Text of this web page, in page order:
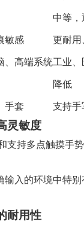
中等
敏感
更耐用
、高端系统工业、
降低
手套 支持手
灵敏度
支持多点触摸手
输入的环境中特
耐用性